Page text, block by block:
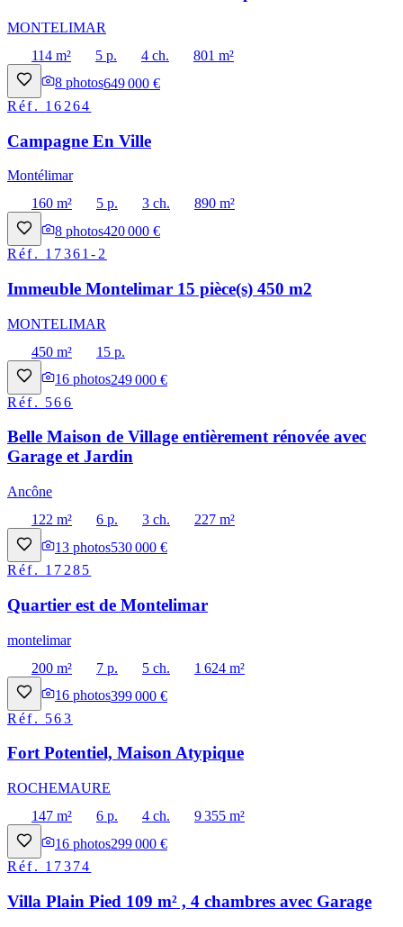
MONTELIMAR
114 m²
5 p. 4 ch.
801 m²
8 photos649 000 €
Réf. 16264
Campagne En Ville
Montélimar
160 m²
5 p. 3 ch.
890 m²
8 photos420 000 €
Réf. 17361-2
Immeuble Montelimar 15 pièce(s) 450 m2
MONTELIMAR
450 m²
15 p.
16 photos249 000 €
Réf. 566
Belle Maison de Village entièrement rénovée avec
Garage et Jardin
Ancône
122 m²
6 p. 3 ch.
227 m²
13 photos530 000 €
Réf. 17285
Quartier est de Montelimar
montelimar
200 m²
7 p. 5 ch.
1 624 m²
16 photos399 000 €
Réf. 563
Fort Potentiel, Maison Atypique
ROCHEMAURE
147 m²
6 p. 4 ch.
9 355 m²
16 photos299 000 €
Réf. 17374
Villa Plain Pied 109 m² , 4 chambres avec Garage